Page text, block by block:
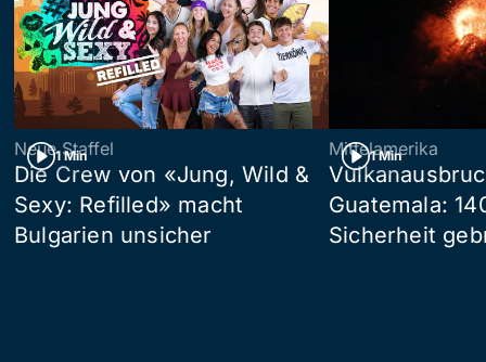
1 Min
Neue Staffel
Die Crew von «Jung, Wild &
Sexy: Refilled» macht
Bulgarien unsicher
1 Min
Mittelamerika
Guatemala:
Sicherheit